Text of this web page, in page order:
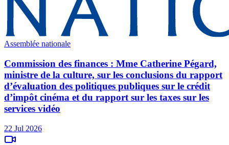
Assemblée nationale
Commission des finances : Mme Catherine Pégard,
ministre de la culture, sur les conclusions du rapport
d’évaluation des politiques publiques sur le crédit
d’impôt cinéma et du rapport sur les taxes sur les
services vidéo
22 Jul 2026